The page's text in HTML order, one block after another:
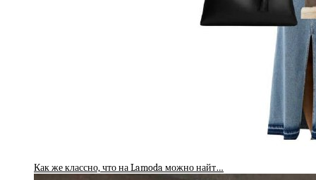
Как же классно, что на Lamoda можно найт…